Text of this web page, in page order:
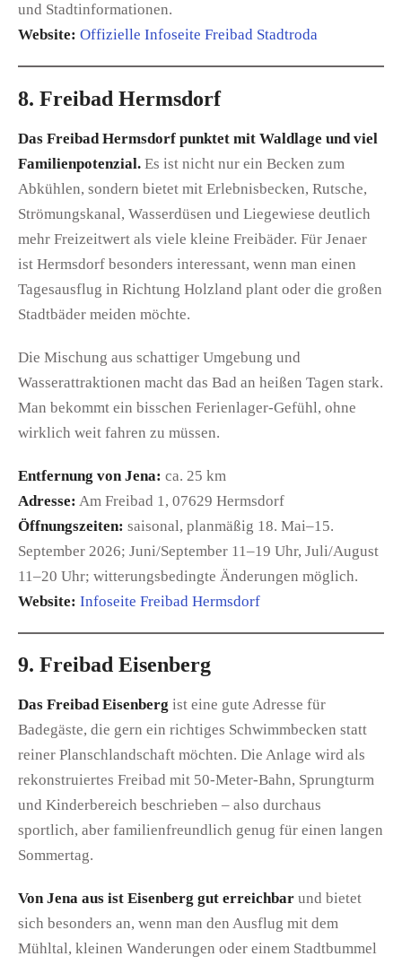
und Stadtinformationen.
Website: Offizielle Infoseite Freibad Stadtroda
8. Freibad Hermsdorf
Das Freibad Hermsdorf punktet mit Waldlage und viel
Familienpotenzial. Es ist nicht nur ein Becken zum
Abkühlen, sondern bietet mit Erlebnisbecken, Rutsche,
Strömungskanal, Wasserdüsen und Liegewiese deutlich
mehr Freizeitwert als viele kleine Freibäder. Für Jenaer
ist Hermsdorf besonders interessant, wenn man einen
Tagesausflug in Richtung Holzland plant oder die großen
Stadtbäder meiden möchte.
Die Mischung aus schattiger Umgebung und
Wasserattraktionen macht das Bad an heißen Tagen stark.
Man bekommt ein bisschen Ferienlager-Gefühl, ohne
wirklich weit fahren zu müssen.
Entfernung von Jena: ca. 25 km
Adresse: Am Freibad 1, 07629 Hermsdorf
Öffnungszeiten: saisonal, planmäßig 18. Mai–15.
September 2026; Juni/September 11–19 Uhr, Juli/August
11–20 Uhr; witterungsbedingte Änderungen möglich.
Website: Infoseite Freibad Hermsdorf
9. Freibad Eisenberg
Das Freibad Eisenberg ist eine gute Adresse für
Badegäste, die gern ein richtiges Schwimmbecken statt
reiner Planschlandschaft möchten. Die Anlage wird als
rekonstruiertes Freibad mit 50-Meter-Bahn, Sprungturm
und Kinderbereich beschrieben – also durchaus
sportlich, aber familienfreundlich genug für einen langen
Sommertag.
Von Jena aus ist Eisenberg gut erreichbar und bietet
sich besonders an, wenn man den Ausflug mit dem
Mühltal, kleinen Wanderungen oder einem Stadtbummel